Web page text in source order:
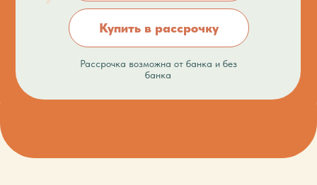
Купить в рассрочку
Рассрочка возможна от банка и без
банка